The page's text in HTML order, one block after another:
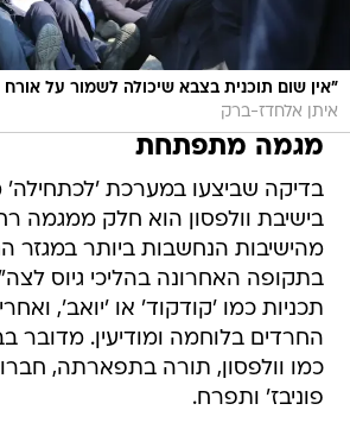
"אין שום תוכנית בצבא שיכולה לשמור על אורח
איתן אלחדז-ברק
מגמה מתפתחת
בדיקה שביצעו במערכת 'לכתחילה'
בישיבת וולפסון הוא חלק ממגמה
מהישיבות הנחשבות ביותר במגזר
בתקופה האחרונה בהליכי גיוס
תכניות כמו 'קודקוד' או 'יואב',
החרדים בלוחמה ומודיעין. מדובר
כמו וולפסון, תורה בתפארתה,
פוניבז' ותפרח.